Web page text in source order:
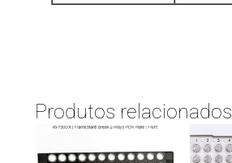
Produtos relacionados